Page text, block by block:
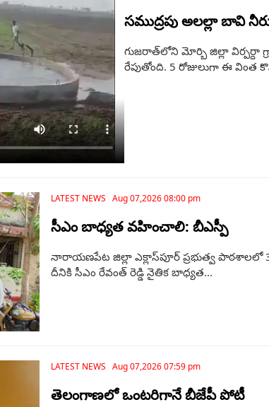
సముద్రపు అలల్లా బావి
గుజరాత్‌లోని మోర్బి జిల్లా విర్పర్దా
రేపుతోంది. 5 రోజులుగా ఈ వింత
LATEST NEWS Aug 07,2026 08:00 pm
సీఎం బాధ్యత వహించాలి: బీఎస్పీ
నారాయణపేట జిల్లా ఎక్లాస్‌పూర్ ప్రభుత్వ
దీనికి సీఎం రేవంత్ రెడ్డి నైతిక బాధ్యత...
LATEST NEWS Aug 07,2026 07:59 pm
తెలంగాణ‌లో ఒంటరిగానే బీజేపీ పోటీ